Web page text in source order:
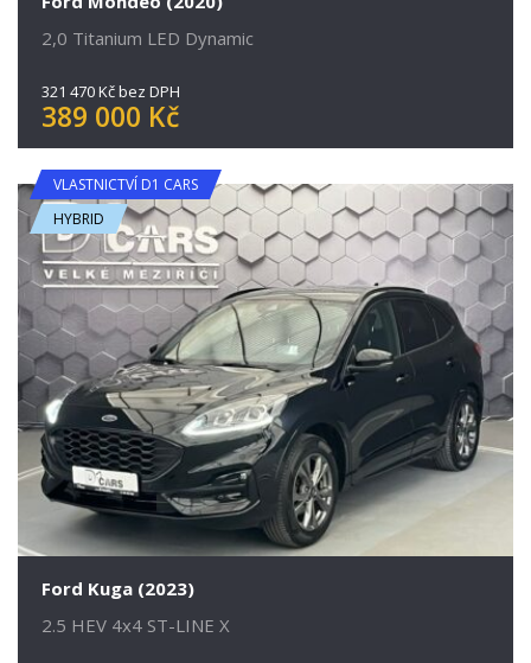
2,0 Titanium LED Dynamic
321 470 Kč bez DPH
389 000 Kč
VLASTNICTVÍ D1 CARS
HYBRID
Ford Kuga (2023)
2.5 HEV 4x4 ST-LINE X